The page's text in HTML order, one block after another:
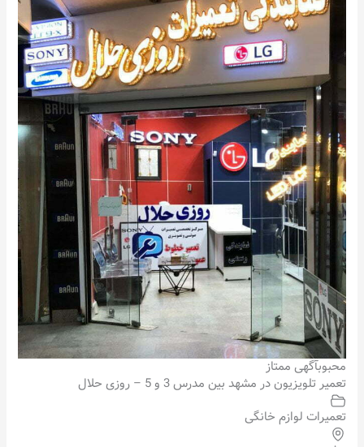
محبوبآگهی ممتاز
تعمیر تلویزیون در مشهد بین مدرس 3 و 5 – روزی حلال
تعمیرات لوازم خانگی